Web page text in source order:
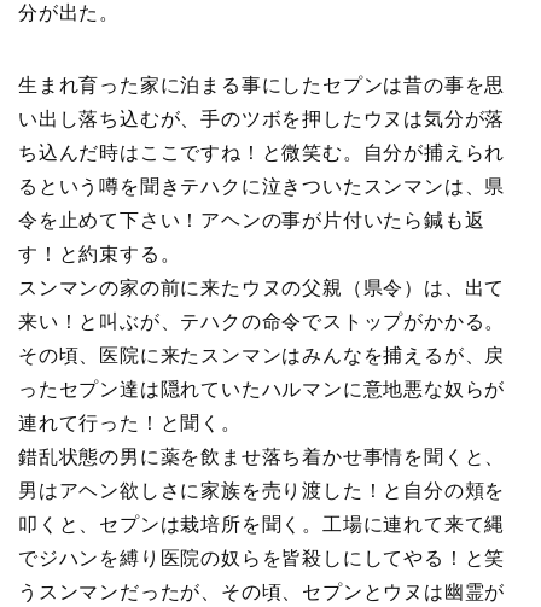
分が出た。
生まれ育った家に泊まる事にしたセプンは昔の事を思
い出し落ち込むが、手のツボを押したウヌは気分が落
ち込んだ時はここですね！と微笑む。自分が捕えられ
るという噂を聞きテハクに泣きついたスンマンは、県
令を止めて下さい！アヘンの事が片付いたら鍼も返
す！と約束する。
スンマンの家の前に来たウヌの父親（県令）は、出て
来い！と叫ぶが、テハクの命令でストップがかかる。
その頃、医院に来たスンマンはみんなを捕えるが、戻
ったセプン達は隠れていたハルマンに意地悪な奴らが
連れて行った！と聞く。
錯乱状態の男に薬を飲ませ落ち着かせ事情を聞くと、
男はアヘン欲しさに家族を売り渡した！と自分の頬を
叩くと、セプンは栽培所を聞く。工場に連れて来て縄
でジハンを縛り医院の奴らを皆殺しにしてやる！と笑
うスンマンだったが、その頃、セプンとウヌは幽霊が